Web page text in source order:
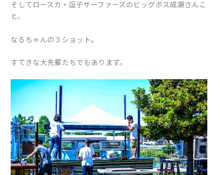
そしてロースカ・逗子サーファーズのビッグボス成瀬さんこ
と、
なるちゃんの３ショット。
すてきな大先輩たちでもあります。